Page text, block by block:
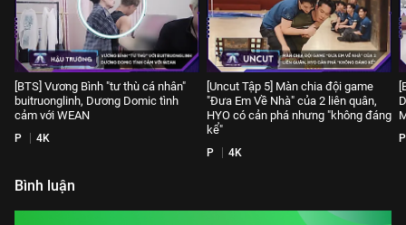
[BTS] Vương Bình "tư thù cá nhân"
buitruonglinh, Dương Domic tình
cảm với WEAN
P 4K
[Uncut Tập 5] Màn chia đội game
"Đưa Em Về Nhà" của 2 liên quân,
HYO có cản phá nhưng "không đáng
kể"
P 4K
P
Bình luận